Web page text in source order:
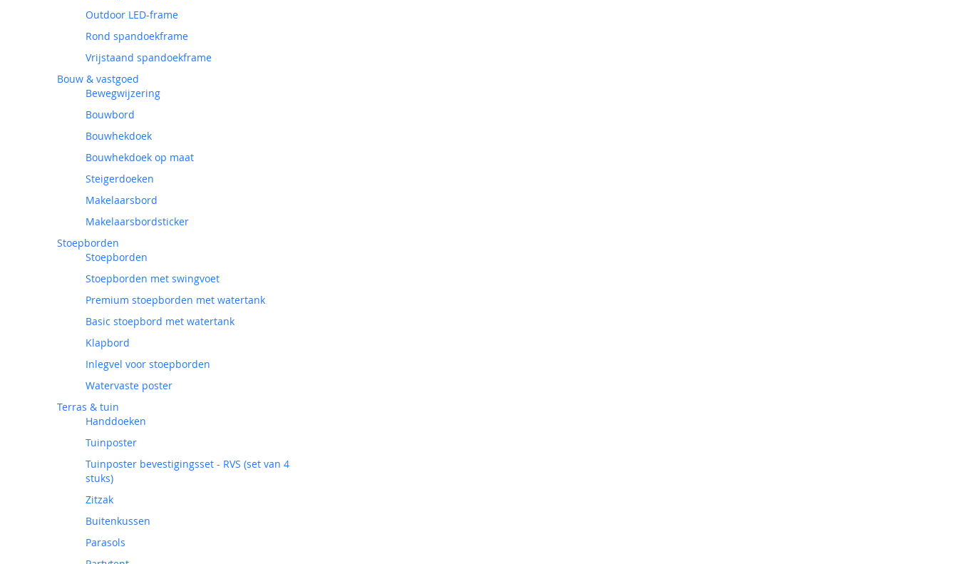
Outdoor LED-frame
Rond spandoekframe
Vrijstaand spandoekframe
Bouw & vastgoed
Bewegwijzering
Bouwbord
Bouwhekdoek
Bouwhekdoek op maat
Steigerdoeken
Makelaarsbord
Makelaarsbordsticker
Stoepborden
Stoepborden
Stoepborden met swingvoet
Premium stoepborden met watertank
Basic stoepbord met watertank
Klapbord
Inlegvel voor stoepborden
Watervaste poster
Terras & tuin
Handdoeken
Tuinposter
Tuinposter bevestigingsset - RVS (set van 4
stuks)
Zitzak
Buitenkussen
Parasols